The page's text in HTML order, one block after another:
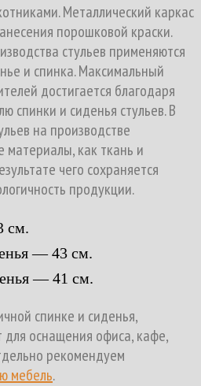
Металлический каркас
порошковой краски.
стульев применяются
и спинка. Максимальный
достигается благодаря
спинки и сиденья стульев. В
на производстве
материалы, как ткань и
чего сохраняется
продукции.
см.
— 43 см.
— 41 см.
спинке и сиденья,
оснащения офиса, кафе,
рекомендуем
мебель.